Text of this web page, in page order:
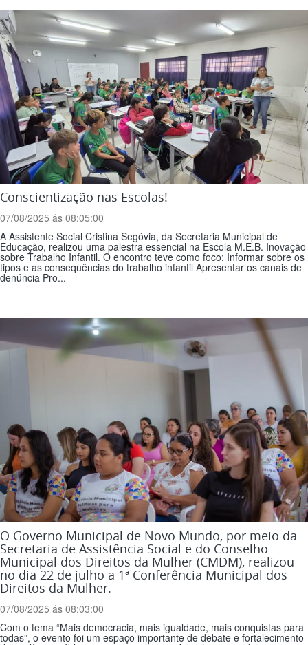
Conscientização nas Escolas!
07/08/2025 ás 08:05:00
A Assistente Social Cristina Segóvia, da Secretaria Municipal de
Educação, realizou uma palestra essencial na Escola M.E.B. Inovação
sobre Trabalho Infantil. O encontro teve como foco: Informar sobre os
tipos e as consequências do trabalho infantil Apresentar os canais de
denúncia Pro...
O Governo Municipal de Novo Mundo, por meio da
Secretaria de Assistência Social e do Conselho
Municipal dos Direitos da Mulher (CMDM), realizou
no dia 22 de julho a 1ª Conferência Municipal dos
Direitos da Mulher.
07/08/2025 ás 08:03:00
Com o tema “Mais democracia, mais igualdade, mais conquistas para
todas”, o evento foi um espaço importante de debate e fortalecimento